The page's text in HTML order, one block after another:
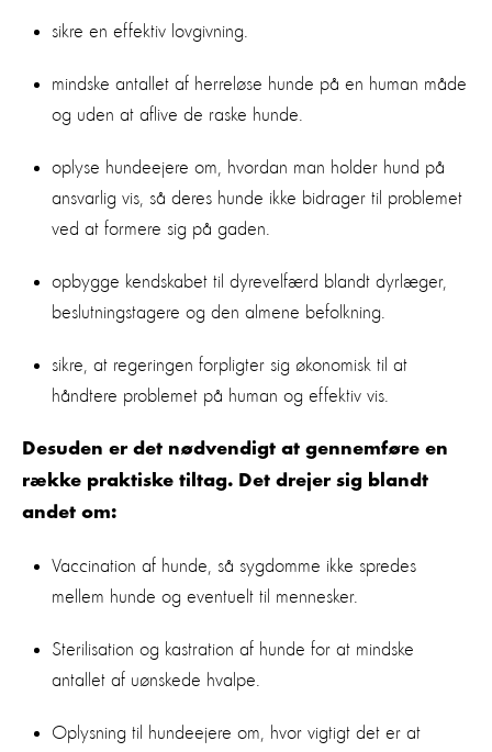
sikre en effektiv lovgivning.
mindske antallet af herreløse hunde på en human måde
og uden at aflive de raske hunde.
oplyse hundeejere om, hvordan man holder hund på
ansvarlig vis, så deres hunde ikke bidrager til problemet
ved at formere sig på gaden.
opbygge kendskabet til dyrevelfærd blandt dyrlæger,
beslutningstagere og den almene befolkning.
sikre, at regeringen forpligter sig økonomisk til at
håndtere problemet på human og effektiv vis.
Desuden er det nødvendigt at gennemføre en
række praktiske tiltag. Det drejer sig blandt
andet om:
Vaccination af hunde, så sygdomme ikke spredes
mellem hunde og eventuelt til mennesker.
Sterilisation og kastration af hunde for at mindske
antallet af uønskede hvalpe.
Oplysning til hundeejere om, hvor vigtigt det er at